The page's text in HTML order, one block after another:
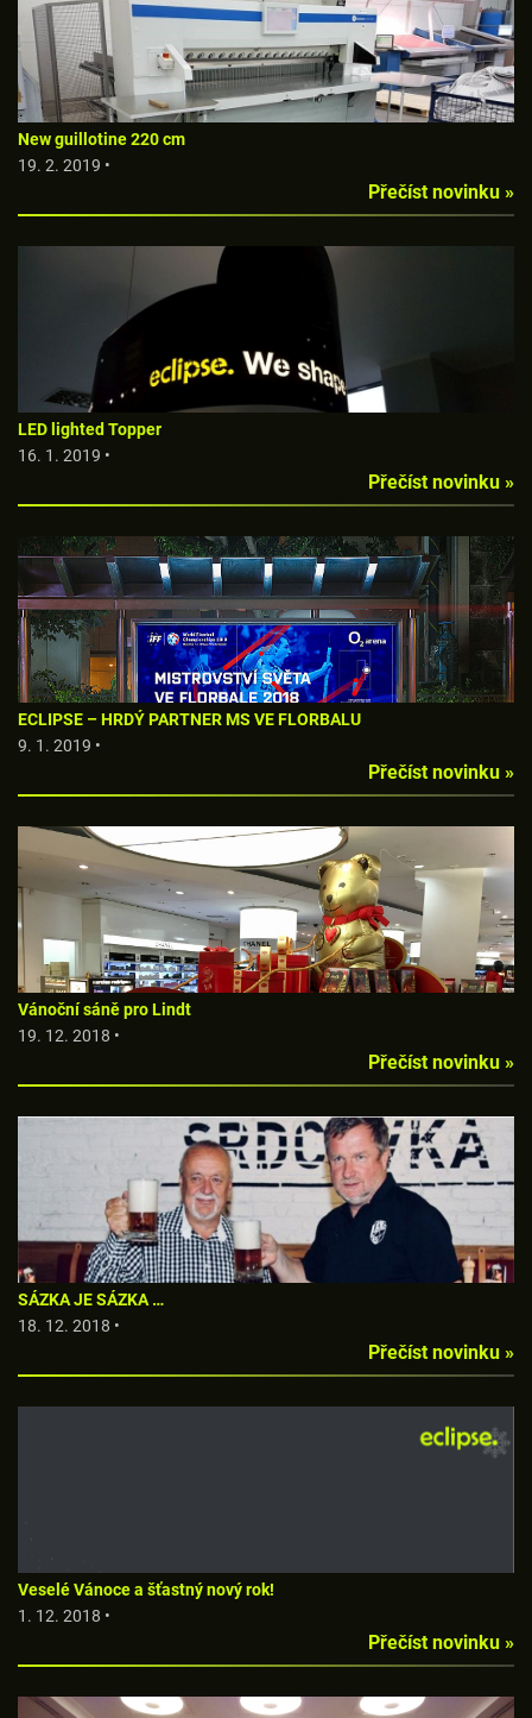
New guillotine 220 cm
19. 2. 2019 •
Přečíst novinku »
LED lighted Topper
16. 1. 2019 •
Přečíst novinku »
ECLIPSE – HRDÝ PARTNER MS VE FLORBALU
9. 1. 2019 •
Přečíst novinku »
Vánoční sáně pro Lindt
19. 12. 2018 •
Přečíst novinku »
SÁZKA JE SÁZKA …
18. 12. 2018 •
Přečíst novinku »
Veselé Vánoce a šťastný nový rok!
1. 12. 2018 •
Přečíst novinku »